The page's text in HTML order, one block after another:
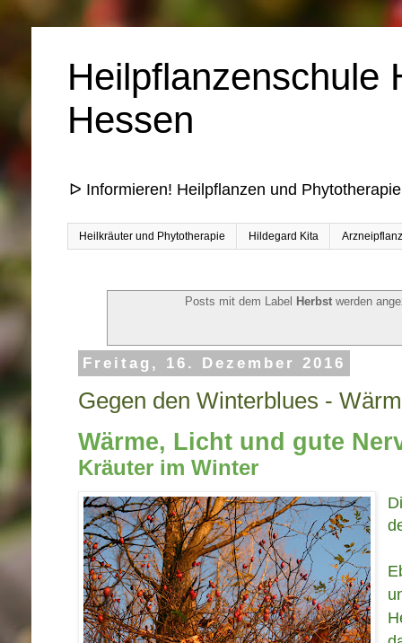
Heilpflanzenschule
Hessen
ᐅ Informieren! Heilpflanzen und
Heilkräuter und Phytotherapie Hildegard Kita
Posts mit dem Label Herbstwerden
Freitag, 16. Dezember 2016
Gegen den Winterblues -
Wärme, Licht und gute
Kräuter im Winter